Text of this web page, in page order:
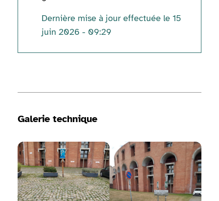
Dernière mise à jour effectuée le 15
juin 2026 - 09:29
Galerie technique
Voir la galerie d'image Voir la galerie d'image Voir